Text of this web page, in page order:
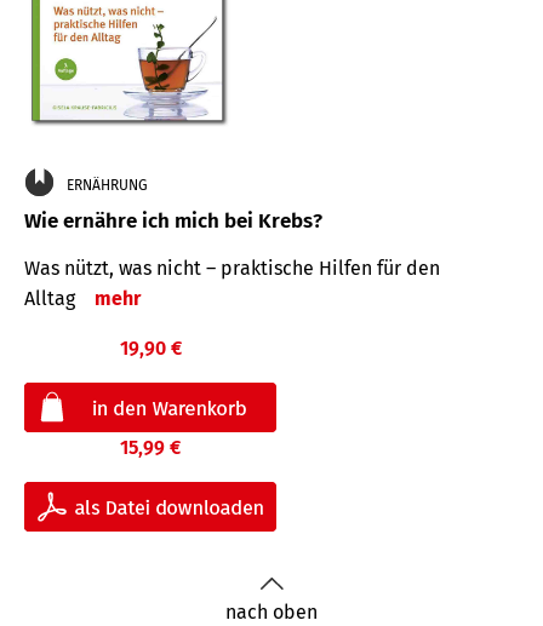
ERNÄHRUNG
Wie ernähre ich mich bei Krebs?
Was nützt, was nicht – praktische Hilfen für den
Alltag
mehr
19,90 €
15,99 €
nach oben